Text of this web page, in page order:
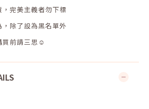
完美主義者勿下標
除了設為黑名單外
買前請三思☺